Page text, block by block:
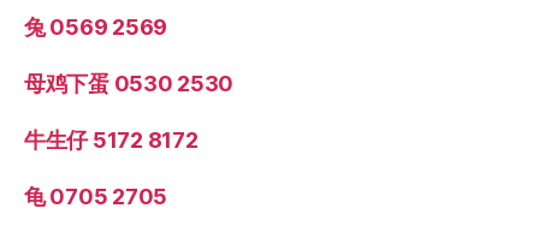
兔 0569 2569
母鸡下蛋 0530 2530
牛生仔 5172 8172
龟 0705 2705